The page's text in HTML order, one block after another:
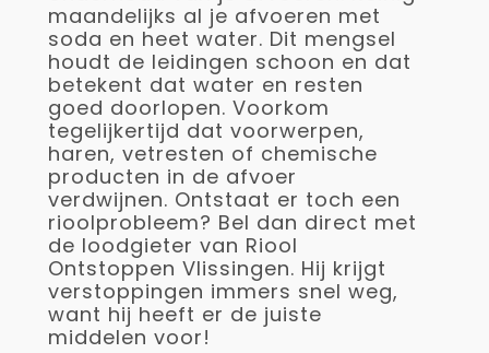
maandelijks al je afvoeren met
soda en heet water. Dit mengsel
houdt de leidingen schoon en dat
betekent dat water en resten
goed doorlopen. Voorkom
tegelijkertijd dat voorwerpen,
haren, vetresten of chemische
producten in de afvoer
verdwijnen. Ontstaat er toch een
rioolprobleem? Bel dan direct met
de loodgieter van Riool
Ontstoppen Vlissingen. Hij krijgt
verstoppingen immers snel weg,
want hij heeft er de juiste
middelen voor!